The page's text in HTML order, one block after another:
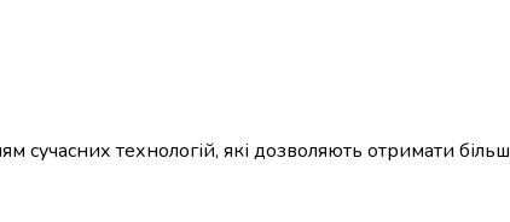
сучасних технологій, які дозволяють отримати більш